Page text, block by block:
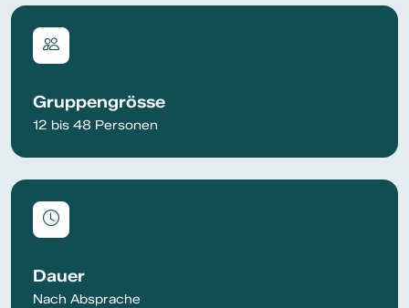
Gruppengrösse
12 bis 48 Personen
Dauer
Nach Absprache